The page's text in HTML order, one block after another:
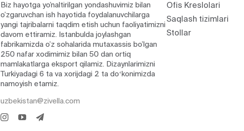
Biz hayotga yo’naltirilgan yondashuvimiz bilan
o’zgaruvchan ish hayotida foydalanuvchilarga
yangi tajribalarni taqdim etish uchun faoliyatimizni
davom ettiramiz. Istanbulda joylashgan
fabrikamizda o’z sohalarida mutaxassis bo’lgan
250 nafar xodimimiz bilan 50 dan ortiq
mamlakatlarga eksport qilamiz. Dizaynlarimizni
Turkiyadagi 6 ta va xorijdagi 2 ta doʻkonimizda
namoyish etamiz.
uzbekistan@zivella.com
Ofis Kreslolari
Saqlash tizimlari
Stollar